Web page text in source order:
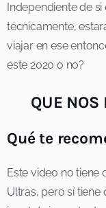
Independiente de
técnicamente,
viajar en ese
este 2020 o no?
QUE NOS
Qué te
Este video no tiene
Ultras, pero sí